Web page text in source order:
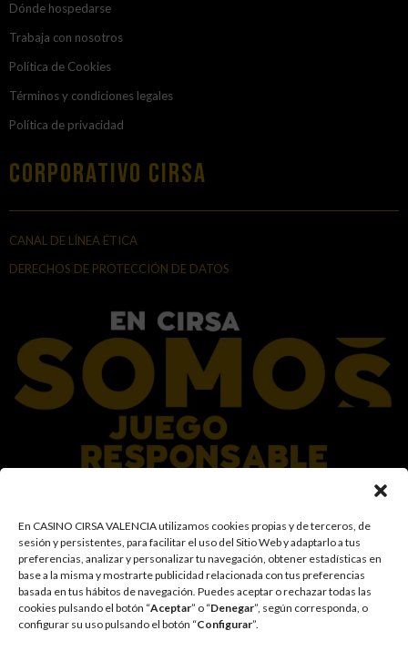
En CASINO CIRSA VALENCIA utilizamos cookies propias y de terceros, de
sesión y persistentes, para facilitar el uso del Sitio Web y adaptarlo a tus
preferencias, analizar y personalizar tu navegación, obtener estadísticas en
base a la misma y mostrarte publicidad relacionada con tus preferencias
basada en tus hábitos de navegación. Puedes aceptar o rechazar todas las
cookies pulsando el botón “Aceptar” o “Denegar”, según corresponda, o
configurar su uso pulsando el botón “Configurar”.
Dónde hospedarse
Trabaja con nosotros
Política de Cookies
Términos y condiciones legales
Política de privacidad
Corporativo Cirsa
CANAL DE LÍNEA ÉTICA
DERECHOS DE PROTECCIÓN DE DATOS
En el Grupo CIRSA promovemos una actitud responsable hacia el juego,
garantizando un entorno seguro y transparente para nuestros clientes y
facilitamos medidas e información para que el juego sea siempre diversión y
entretenimiento, sin utilizarse como vía para afrontar problemas económicos
o emocionales. El acceso está prohibido a menores de 18 años y a las
personas con acceso restringido conforme a los registros de prohibición y/o
autoexclusión que resulten aplicables. También trabajamos para reforzar una
cultura de prevención y concienciación sobre los posibles trastornos